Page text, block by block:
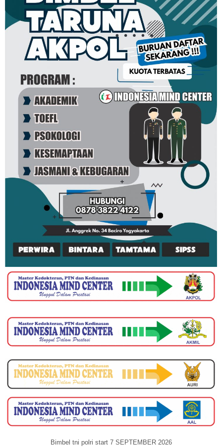
Bimbel tni polri start 7 SEPTEMBER 2026